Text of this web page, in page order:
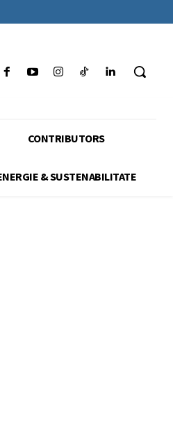
CONTRIBUTORS
& SUSTENABILITATE